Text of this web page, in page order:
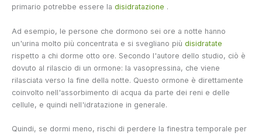
primario potrebbe essere la disidratazione .
Ad esempio, le persone che dormono sei ore a notte hanno
un'urina molto più concentrata e si svegliano più disidratate
rispetto a chi dorme otto ore. Secondo l'autore dello studio, ciò è
dovuto al rilascio di un ormone: la vasopressina, che viene
rilasciata verso la fine della notte. Questo ormone è direttamente
coinvolto nell'assorbimento di acqua da parte dei reni e delle
cellule, e quindi nell'idratazione in generale.
Quindi, se dormi meno, rischi di perdere la finestra temporale per